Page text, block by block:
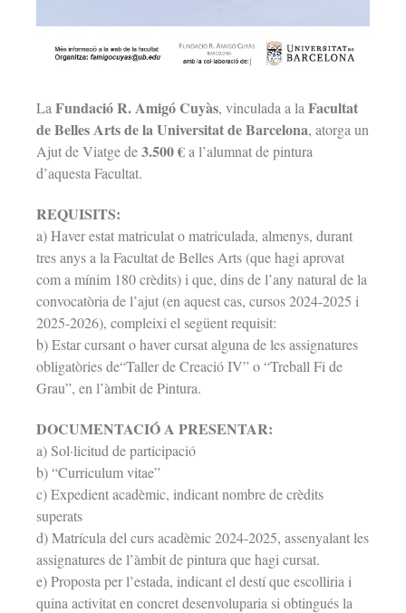
La Fundació R. Amigó Cuyàs, vinculada a la Facultat
de Belles Arts de la Universitat de Barcelona, atorga un
Ajut de Viatge de3.500 €a l’alumnat de pintura
d’aquesta Facultat.
REQUISITS:
a) Haver estat matriculat o matriculada, almenys, durant
tres anys a la Facultat de Belles Arts (que hagi aprovat
com a mínim 180 crèdits) i que, dins de l’any natural de la
convocatòria de l’ajut (en aquest cas, cursos 2024-2025 i
2025-2026), compleixi el següent requisit:
b) Estar cursant o haver cursat alguna de les assignatures
obligatòries de“Taller de Creació IV” o “Treball Fi de
Grau”, en l’àmbit de Pintura.
DOCUMENTACIÓ A PRESENTAR:
a) Sol·licitud de participació
b) “Curriculum vitae”
c) Expedient acadèmic, indicant nombre de crèdits
superats
d) Matrícula del curs acadèmic 2024-2025, assenyalant les
assignatures de l’àmbit de pintura que hagi cursat.
e) Proposta per l’estada, indicant el destí que escolliria i
quina activitat en concret desenvoluparia si obtingués la